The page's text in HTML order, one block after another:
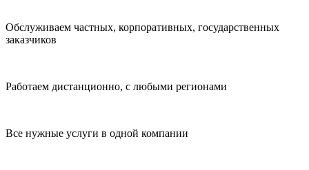
Обслуживаем частных, корпоративных, государственных
заказчиков
Работаем дистанционно, с любыми регионами
Все нужные услуги в одной компании